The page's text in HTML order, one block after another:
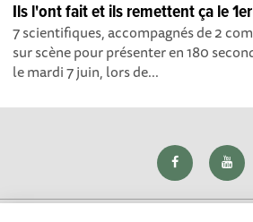
Ils l'ont fait et ils remettent ça le
7 scientifiques, accompagnés de 2
sur scène pour présenter en 180
le mardi 7 juin, lors de...